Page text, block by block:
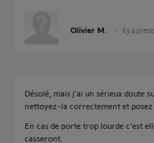
Olivier M. il y a
Désolé, mais j'ai un sérieux doute
nettoyez-la correctement et posez
En cas de porte trop lourde c'est
casseront.